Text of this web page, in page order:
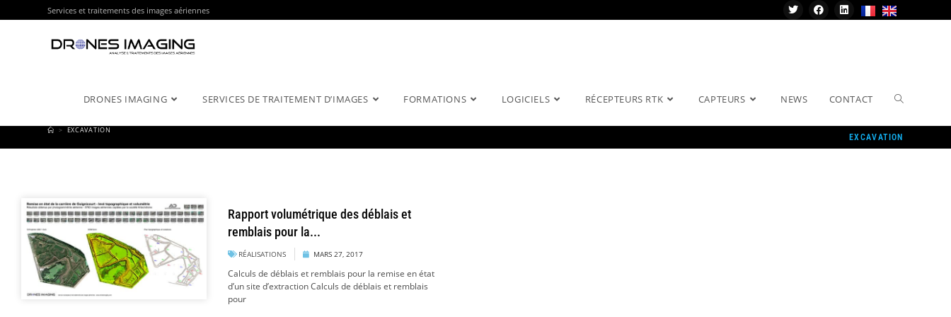
Services et traitements des images aériennes
DRONES IMAGING SERVICES DE TRAITEMENT D’IMAGES FORMATIONS LOGICIELS RÉCEPTEURS RTK CAPTEURS NEWS CONTACT
EXCAVATION
> EXCAVATION
Rapport volumétrique des déblais et
remblais pour la...
RÉALISATIONS MARS 27, 2017
Calculs de déblais et remblais pour la remise en état
d’un site d’extraction Calculs de déblais et remblais
pour